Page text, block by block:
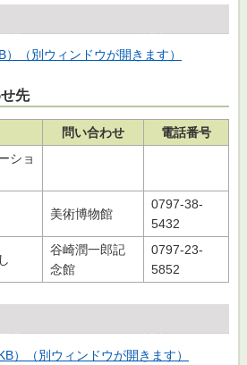
（別ウィンドウが開きます）
先
問い合わせ
電話番号
ショ
美術博物館
0797-38-
5432
谷崎潤一郎記
念館
0797-23-
5852
）（別ウィンドウが開きます）